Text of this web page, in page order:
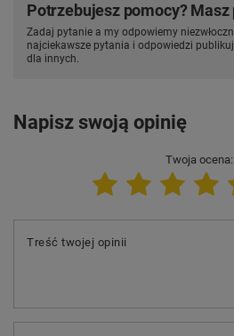
Potrzebujesz pomocy? Masz
Zadaj pytanie a my odpowiemy
najciekawsze pytania i odpowiedzi
dla innych.
Napisz swoją opinię
Twoja ocena:
Treść twojej opinii